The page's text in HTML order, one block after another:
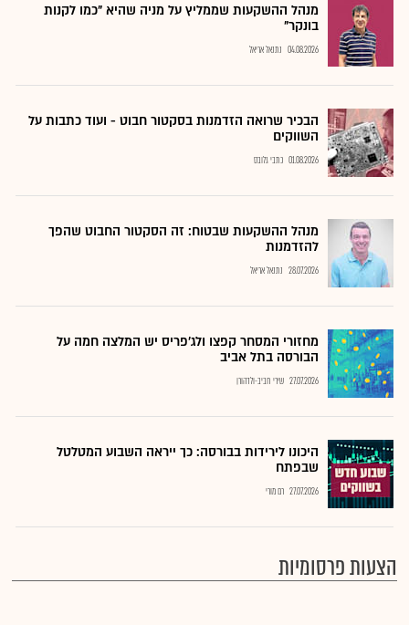
מנהל ההשקעות שממליץ על מניה שהיא "כמו לקנות
בונקר"
04.08.2026 נתנאל אריאל
הבכיר שרואה הזדמנות בסקטור חבוט - ועוד כתבות על
השווקים
01.08.2026 כתבי גלובס
מנהל ההשקעות שבטוח: זה הסקטור החבוט שהפך
להזדמנות
28.07.2026 נתנאל אריאל
מחזורי המסחר קפצו ולג'פריס יש המלצה חמה על
הבורסה בתל אביב
27.07.2026 שירי חביב-ולדהורן
היכונו לירידות בבורסה: כך ייראה השבוע המטלטל
שבפתח
27.07.2026 רם מורי
הצעות פרסומיות